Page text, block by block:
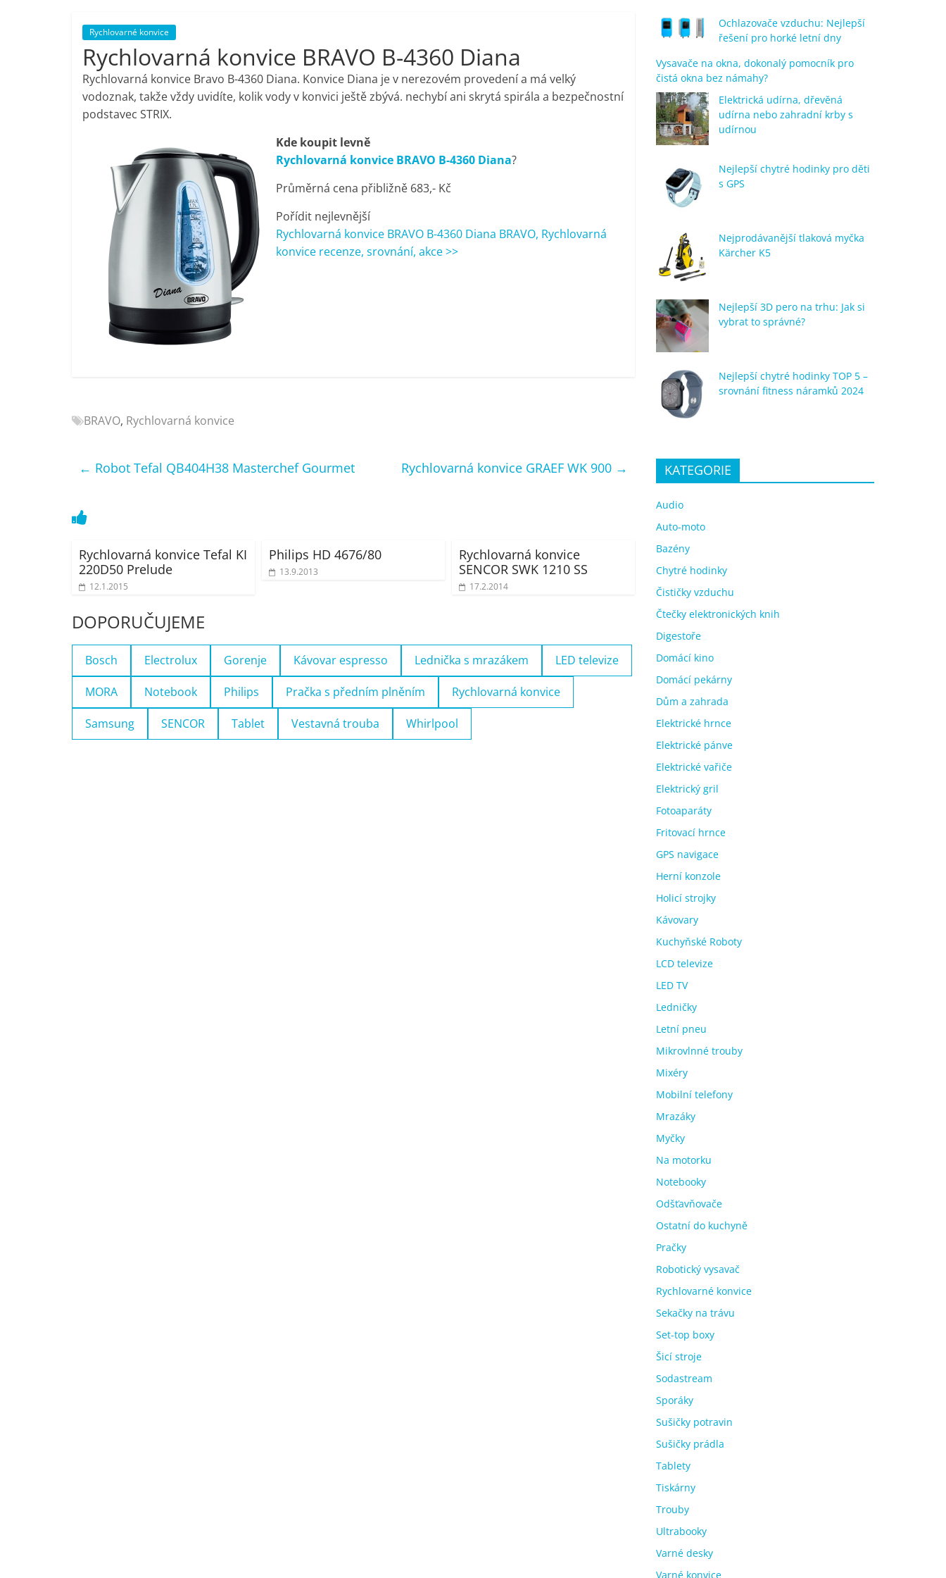
porovnání,
pračky,
televize,
notebooky,
mobilní
telefony,
kávovary,
bazény
Nejlepší
recenze,
notebooky,
kávovary,
Rychlovarné konvice
Rychlovarná konvice BRAVO B-4360 Diana
Rychlovarná konvice Bravo B-4360 Diana. Konvice Diana je v nerezovém provedení a má velký
vodoznak, takže vždy uvidíte, kolik vody v konvici ještě zbývá. nechybí ani skrytá spirála a bezpečnostní
podstavec STRIX.
Kde koupit levně
Rychlovarná konvice BRAVO B-4360 Diana?
Průměrná cena přibližně 683,- Kč
Pořídit nejlevnější
Rychlovarná konvice BRAVO B-4360 Diana BRAVO, Rychlovarná
konvice recenze, srovnání, akce >>
BRAVO, Rychlovarná konvice
← Robot Tefal QB404H38 Masterchef Gourmet Rychlovarná konvice GRAEF WK 900 →
Rychlovarná konvice Tefal KI
220D50 Prelude
12.1.2015
Philips HD 4676/80
13.9.2013
Rychlovarná konvice
SENCOR SWK 1210 SS
17.2.2014
DOPORUČUJEME
Bosch Electrolux Gorenje Kávovar espresso Lednička s mrazákem LED televize
MORA Notebook Philips Pračka s předním plněním Rychlovarná konvice
Samsung SENCOR Tablet Vestavná trouba Whirlpool
Ochlazovače vzduchu: Nejlepší
řešení pro horké letní dny
Vysavače na okna, dokonalý pomocník pro
čistá okna bez námahy?
Elektrická udírna, dřevěná
udírna nebo zahradní krby s
udírnou
Nejlepší chytré hodinky pro děti
s GPS
Nejprodávanější tlaková myčka
Kärcher K5
Nejlepší 3D pero na trhu: Jak si
vybrat to správné?
Nejlepší chytré hodinky TOP 5 –
srovnání fitness náramků 2024
KATEGORIE
Audio
Auto-moto
Bazény
Chytré hodinky
Čističky vzduchu
Čtečky elektronických knih
Digestoře
Domácí kino
Domácí pekárny
Dům a zahrada
Elektrické hrnce
Elektrické pánve
Elektrické vařiče
Elektrický gril
Fotoaparáty
Fritovací hrnce
GPS navigace
Herní konzole
Holicí strojky
Kávovary
Kuchyňské Roboty
LCD televize
LED TV
Ledničky
Letní pneu
Mikrovlnné trouby
Mixéry
Mobilní telefony
Mrazáky
Myčky
Na motorku
Notebooky
Odšťavňovače
Ostatní do kuchyně
Pračky
Robotický vysavač
Rychlovarné konvice
Sekačky na trávu
Set-top boxy
Šicí stroje
Sodastream
Sporáky
Sušičky potravin
Sušičky prádla
Tablety
Tiskárny
Trouby
Ultrabooky
Varné desky
Varné konvice